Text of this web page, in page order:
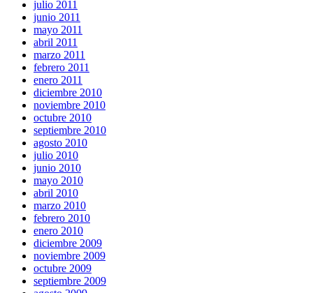
julio 2011
junio 2011
mayo 2011
abril 2011
marzo 2011
febrero 2011
enero 2011
diciembre 2010
noviembre 2010
octubre 2010
septiembre 2010
agosto 2010
julio 2010
junio 2010
mayo 2010
abril 2010
marzo 2010
febrero 2010
enero 2010
diciembre 2009
noviembre 2009
octubre 2009
septiembre 2009